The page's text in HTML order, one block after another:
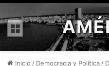
Menú
Inicio / Democracia y Política /